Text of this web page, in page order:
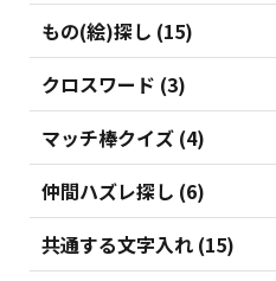
もの(絵)探し (15)
クロスワード (3)
マッチ棒クイズ (4)
仲間ハズレ探し (6)
共通する文字入れ (15)